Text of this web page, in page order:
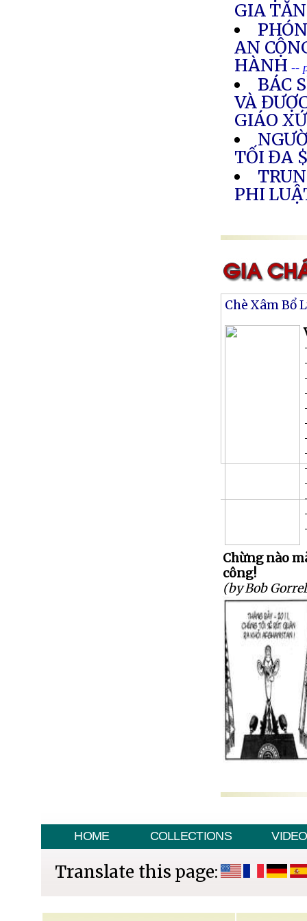
GIA
AN
HÀNH --
BÁC
VÀ
GIÁO
TỐI ĐA
PHI
Chè Xâm Bổ
Chừng nào
công!
(by Bob
HOME COLLECTIONS VIDEO
Translate this page: